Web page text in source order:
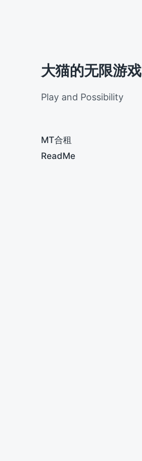
大猫的无限游戏
Play and Possibility
MT合租
ReadMe